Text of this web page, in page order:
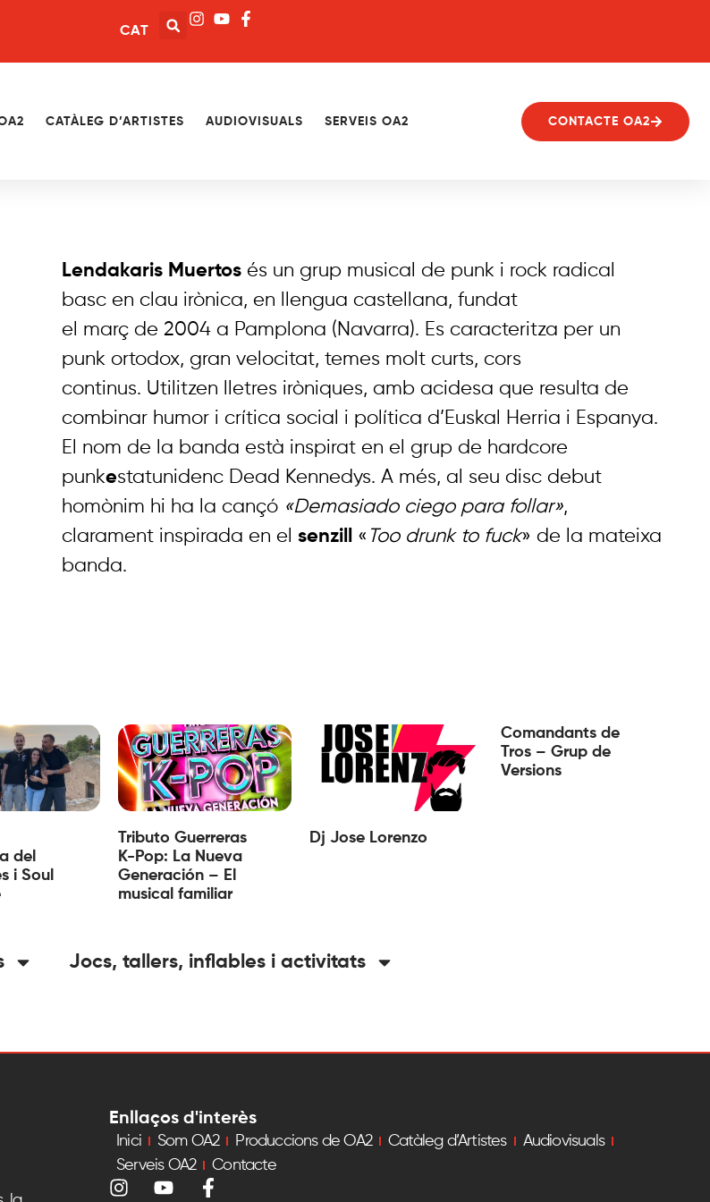
CAT
CATÀLEG D’ARTISTES AUDIOVISUALS SERVEIS OA2 CONTACTE OA2
Lendakaris Muertosés un grup musical de punk i rock radical
basc en clau irònica, en llengua castellana, fundat
el març de 2004 a Pamplona (Navarra). Es caracteritza per un
punk ortodox, gran velocitat, temes molt curts, cors
continus. Utilitzen lletres iròniques, amb acidesa que resulta de
combinar humor i crítica social i política d’Euskal Herria i Espanya.
El nom de la banda està inspirat en el grup de hardcore
punkestatunidenc Dead Kennedys. A més, al seu disc debut
homònim hi ha la cançó «Demasiado ciego para follar»,
clarament inspirada en el senzill « Too drunk to fuck» de la mateixa
banda.
del
i Soul
Tributo Guerreras
K-Pop: La Nueva
Generación – El
musical familiar
Dj Jose Lorenzo
Comandants de
Tros – Grup de
Versions
Jocs, tallers, inflables i activitats
Enllaços d'interès
Inici Som OA2 Produccions de OA2 Catàleg d’Artistes
Audiovisuals
Serveis OA2
Contacte